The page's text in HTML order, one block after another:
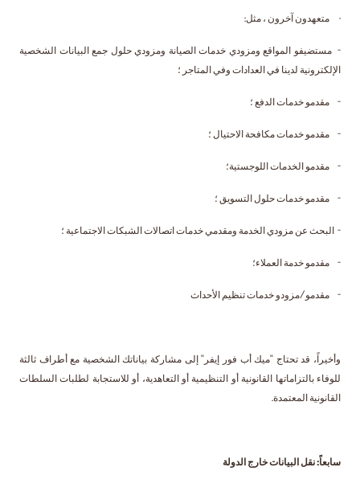
· متعهدون آخرون ، مثل:
- مستضيفو المواقع ومزودي خدمات الصيانة ومزودي حلول جمع البيانات الشخصية
الإلكترونية لدينا في العدادات وفي المتاجر ؛
- مقدمو خدمات الدفع ؛
- مقدمو خدمات مكافحة الاحتيال ؛
- مقدمو الخدمات اللوجستية؛
- مقدمو خدمات حلول التسويق ؛
- البحث عن مزودي الخدمة ومقدمي خدمات اتصالات الشبكات الاجتماعية ؛
- مقدمو خدمة العملاء؛
- مقدمو/مزودو خدمات تنظيم الأحداث
وأخيراً، قد تحتاج "ميك أب فور إيفر" إلى مشاركة بياناتك الشخصية مع أطراف ثالثة
للوفاء بالتزاماتها القانونية أو التنظيمية أو التعاهدية، أو للاستجابة لطلبات السلطات
القانونية المعتمدة.
سابعاً: نقل البيانات خارج الدولة